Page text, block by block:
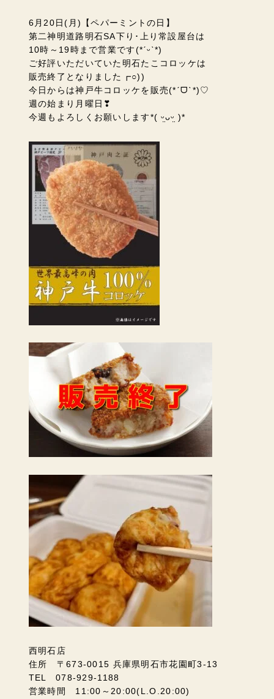
6月20日(月)【ペパーミントの日】
第二神明道路明石SA下り･上り常設屋台は
10時～19時まで営業です(*ˊᵕˋ*)
ご好評いただいていた明石たこコロッケは
販売終了となりました┏○))
今日からは神戸牛コロッケを販売(*ˊᗜˋ*)♡
週の始まり月曜日❣
今週もよろしくお願いします*( ᵕ̤ᴗᵕ̤ )*
西明石店
住所 〒673-0015 兵庫県明石市花園町3-13
TEL 078-929-1188
営業時間 11:00～20:00(L.O.20:00)